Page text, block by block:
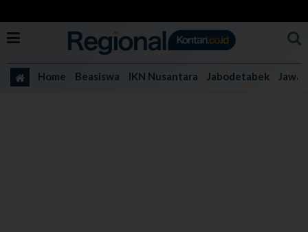
Home Beasiswa IKN Nusantara Jabodetabek Jawa